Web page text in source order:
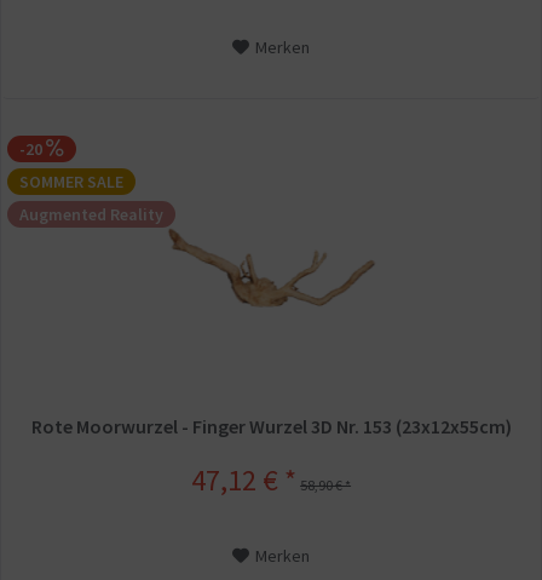
Merken
-20
SOMMER SALE
Augmented Reality
Rote Moorwurzel - Finger Wurzel 3D Nr. 153 (23x12x55cm)
47,12 € * 58,90 € *
Merken